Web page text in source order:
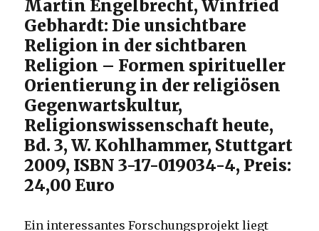
Martin Engelbrecht, Winfried
Gebhardt: Die unsichtbare
Religion in der sichtbaren
Religion – Formen spiritueller
Orientierung in der religiösen
Gegenwartskultur,
Religionswissenschaft heute,
Bd. 3, W. Kohlhammer, Stuttgart
2009, ISBN 3-17-019034-4, Preis:
24,00 Euro
Ein interessantes Forschungsprojekt liegt